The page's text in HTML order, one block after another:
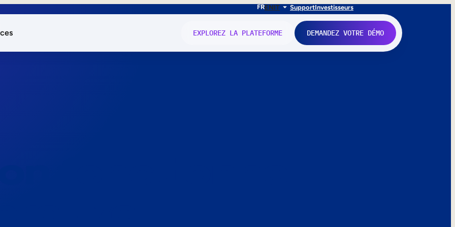
FRENIT SupportInvestisseurs
EXPLOREZ LA PLATEFORME DEMANDEZ VOTRE DÉMO